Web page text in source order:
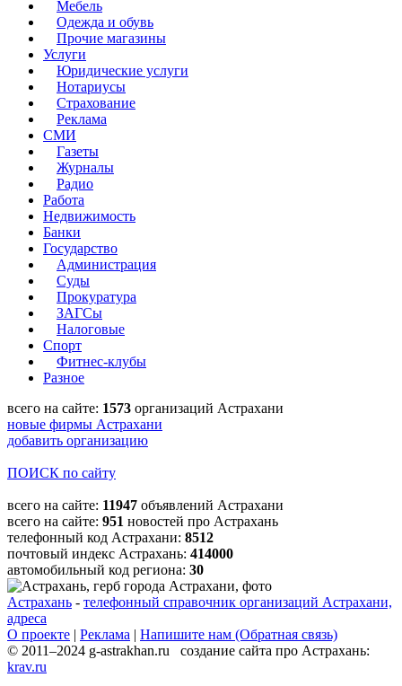
Мебель
Одежда и обувь
Прочие магазины
Услуги
Юридические услуги
Нотариусы
Страхование
Реклама
СМИ
Газеты
Журналы
Радио
Работа
Недвижимость
Банки
Государство
Администрация
Суды
Прокуратура
ЗАГСы
Налоговые
Спорт
Фитнес-клубы
Разное
всего на сайте: 1573 организаций Астрахани
новые фирмы Астрахани
добавить организацию
ПОИСК по сайту
всего на сайте: 11947 объявлений Астрахани
всего на сайте: 951 новостей про Астрахань
телефонный код Астрахани: 8512
почтовый индекс Астрахань: 414000
автомобильный код региона: 30
Астрахань - телефонный справочник организаций Астрахани,
адреса
О проекте | Реклама | Напишите нам (Обратная связь)
© 2011–2024 g-astrakhan.ru создание сайта про Астрахань:
krav.ru